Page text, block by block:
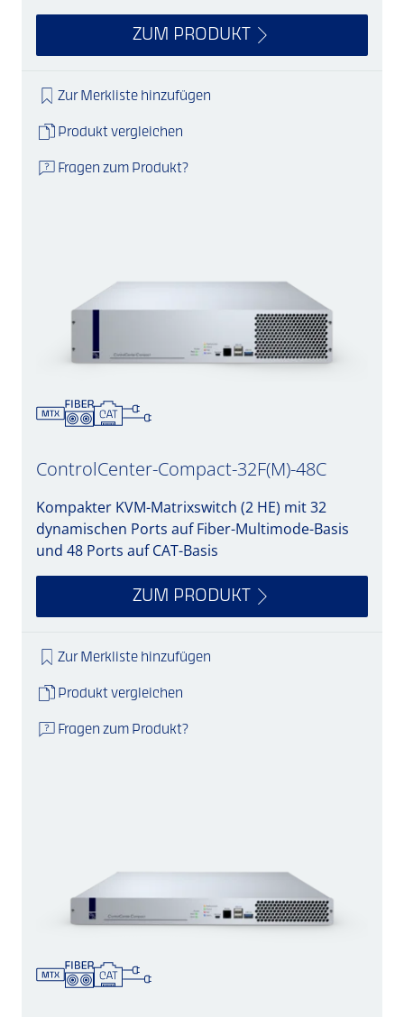
ZUM PRODUKT
Zur Merkliste hinzufügen
Produkt vergleichen
Fragen zum Produkt?
ControlCenter-Compact-32F(M)-48C
Kompakter KVM-Matrixswitch (2 HE) mit 32
dynamischen Ports auf Fiber-Multimode-Basis
und 48 Ports auf CAT-Basis
ZUM PRODUKT
Zur Merkliste hinzufügen
Produkt vergleichen
Fragen zum Produkt?